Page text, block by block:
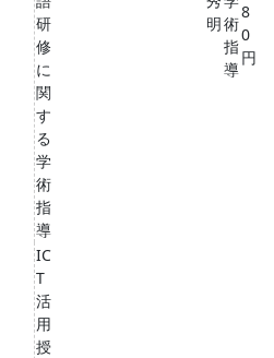
研
修
に
関
す
る
学
術
指
導
明術
指
導
8
0
円
IC
T
活
用
授